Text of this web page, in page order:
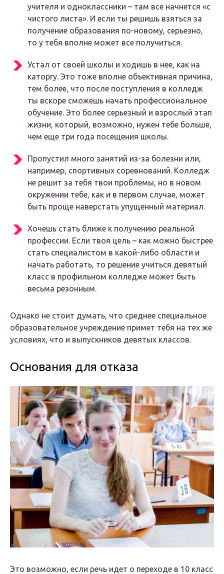
учителя и одноклассники – там все начнется «с
чистого листа». И если ты решишь взяться за
получение образования по-новому, серьезно,
то у тебя вполне может все получиться.
Устал от своей школы и ходишь в нее, как на
каторгу. Это тоже вполне объективная причина,
тем более, что после поступления в колледж
ты вскоре сможешь начать профессиональное
обучение. Это более серьезный и взрослый этап
жизни, который, возможно, нужен тебе больше,
чем еще три года посещения школы.
Пропустил много занятий из-за болезни или,
например, спортивных соревнований. Колледж
не решит за тебя твои проблемы, но в новом
окружении тебе, как и в первом случае, может
быть проще наверстать упущенный материал.
Хочешь стать ближе к получению реальной
профессии. Если твоя цель – как можно быстрее
стать специалистом в какой-либо области и
начать работать, то решение учиться девятый
класс в профильном колледже может быть
весьма резонным.
Однако не стоит думать, что среднее специальное
образовательное учреждение примет тебя на тех же
условиях, что и выпускников девятых классов.
Основания для отказа
Это возможно, если речь идет о переходе в 10 класс